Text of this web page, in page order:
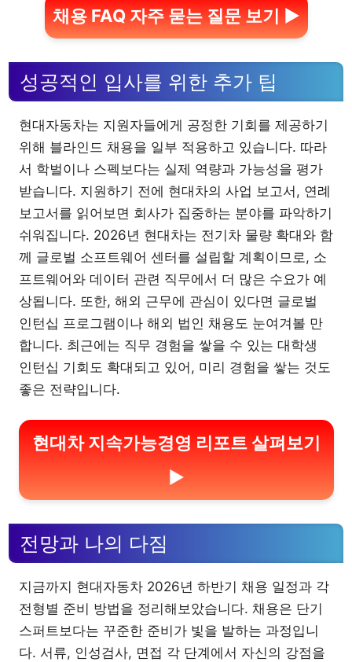
채용 FAQ 자주 묻는 질문 보기 ▶
성공적인 입사를 위한 추가 팁
현대자동차는 지원자들에게 공정한 기회를 제공하기
위해 블라인드 채용을 일부 적용하고 있습니다. 따라
서 학벌이나 스펙보다는 실제 역량과 가능성을 평가
받습니다. 지원하기 전에 현대차의 사업 보고서, 연례
보고서를 읽어보면 회사가 집중하는 분야를 파악하기
쉬워집니다. 2026년 현대차는 전기차 물량 확대와 함
께 글로벌 소프트웨어 센터를 설립할 계획이므로, 소
프트웨어와 데이터 관련 직무에서 더 많은 수요가 예
상됩니다. 또한, 해외 근무에 관심이 있다면 글로벌
인턴십 프로그램이나 해외 법인 채용도 눈여겨볼 만
합니다. 최근에는 직무 경험을 쌓을 수 있는 대학생
인턴십 기회도 확대되고 있어, 미리 경험을 쌓는 것도
좋은 전략입니다.
현대차 지속가능경영 리포트 살펴보기
▶
전망과 나의 다짐
지금까지 현대자동차 2026년 하반기 채용 일정과 각
전형별 준비 방법을 정리해보았습니다. 채용은 단기
스퍼트보다는 꾸준한 준비가 빛을 발하는 과정입니
다. 서류, 인성검사, 면접 각 단계에서 자신의 강점을